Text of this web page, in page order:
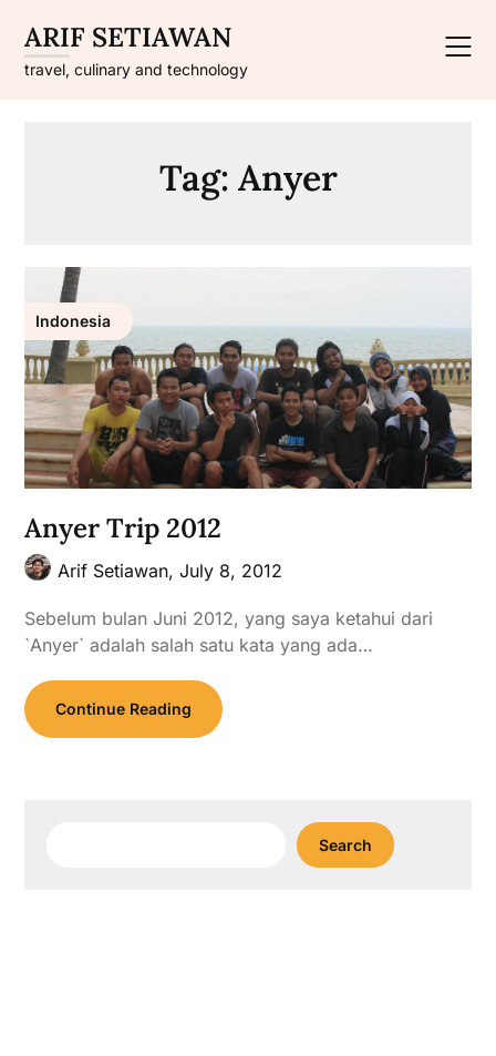
content
ARIF SETIAWAN
travel, culinary and technology
Tag: Anyer
Indonesia
Anyer Trip 2012
Arif Setiawan,July 8, 2012
Sebelum bulan Juni 2012, yang saya ketahui dari
`Anyer` adalah salah satu kata yang ada…
Continue Reading
Search